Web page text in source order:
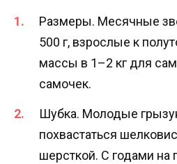
Размеры. Месячные
500 г, взрослые к
массы в 1–2 кг для
самочек.
Шубка. Молодые
похвастаться
шерсткой. С годами на